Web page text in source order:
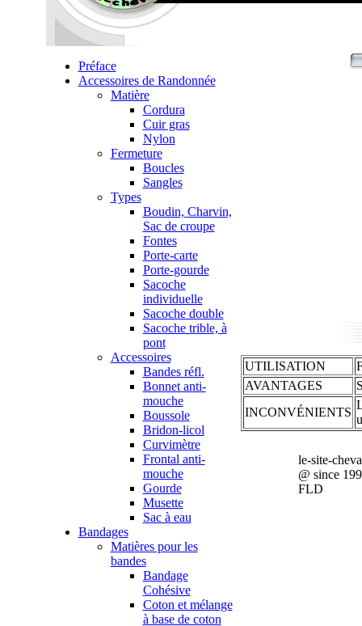
Préface
Accessoires de Randonnée
Matière
Cordura
Cuir gras
Nylon
Fermeture
Boucles
Sangles
Types
Boudin, Charvin,
Sac de croupe
Fontes
Porte-carte
Porte-gourde
Sacoche
individuelle
Sacoche double
Sacoche trible, à
pont
Accessoires
Bandes réfl.
Bonnet anti-
mouche
Boussole
Bridon-licol
Curvimètre
Frontal anti-
mouche
Gourde
Musette
Sac à eau
Bandages
Matières pour les
bandes
Bandage
Cohésive
Coton et mélange
à base de coton
UTILISATION
AVANTAGES
INCONVÉNIENTS
le-site-
@ since
FLD